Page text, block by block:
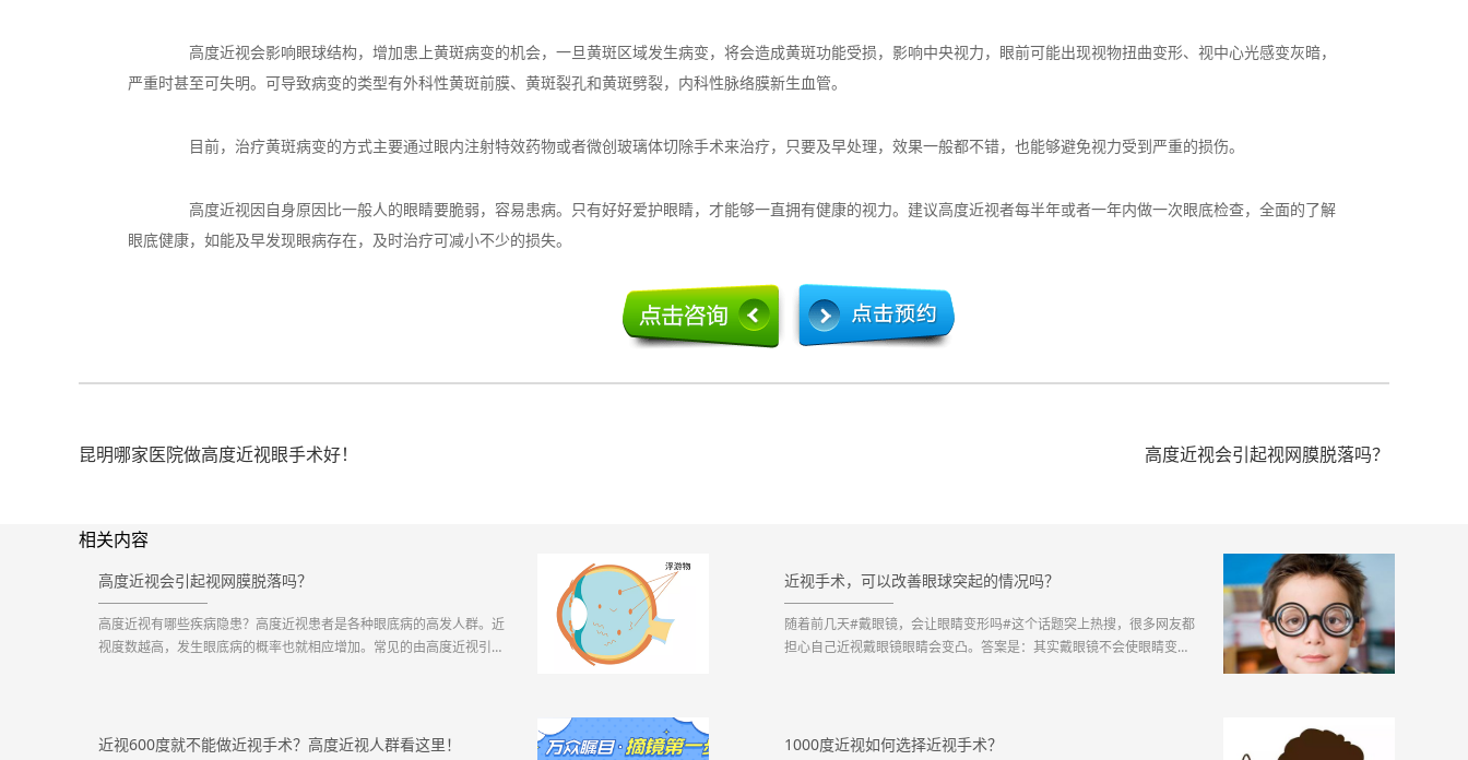
高度近视会影响眼球结构，增加患上黄斑病变的机会，一旦黄斑区域发生病变，将会造成黄斑功能受损，影响中央视力，眼前可能出现视物扭曲变形、视中心光感变灰暗，
严重时甚至可失明。可导致病变的类型有外科性黄斑前膜、黄斑裂孔和黄斑劈裂，内科性脉络膜新生血管。
目前，治疗黄斑病变的方式主要通过眼内注射特效药物或者微创玻璃体切除手术来治疗，只要及早处理，效果一般都不错，也能够避免视力受到严重的损伤。
高度近视因自身原因比一般人的眼睛要脆弱，容易患病。只有好好爱护眼睛，才能够一直拥有健康的视力。建议高度近视者每半年或者一年内做一次眼底检查，全面的了解
眼底健康，如能及早发现眼病存在，及时治疗可减小不少的损失。
昆明哪家医院做高度近视眼手术好！ 高度近视会引起视网膜脱落吗？
相关内容
高度近视会引起视网膜脱落吗？
高度近视有哪些疾病隐患？高度近视患者是各种眼底病的高发人群。近
视度数越高，发生眼底病的概率也就相应增加。常见的由高度近视引发
近视手术，可以改善眼球突起的情况吗？
随着前几天#戴眼镜，会让眼睛变形吗#这个话题突上热搜，很多网友都
担心自己近视戴眼镜眼睛会变凸。答案是：其实戴眼镜不会使眼睛变
近视600度就不能做近视手术？高度近视人群看这里！ 1000度近视如何选择近视手术？